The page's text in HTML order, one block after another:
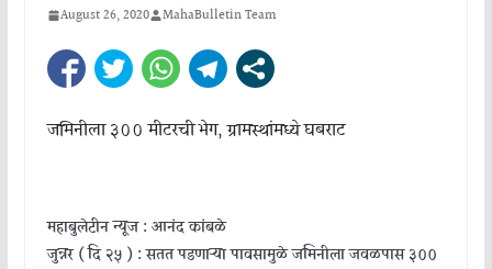
August 26, 2020 MahaBulletin Team
जमिनीला ३०० मीटरची भेग, ग्रामस्थांमध्ये घबराट
महाबुलेटीन न्यूज : आनंद कांबळे
जुन्नर ( दि २५ ) : सतत पडणाऱ्या पावसामुळे जमिनीला जवळपास ३००